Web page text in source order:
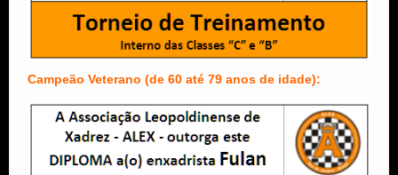
Campeão Veterano (de 60 até 79 anos de idade):